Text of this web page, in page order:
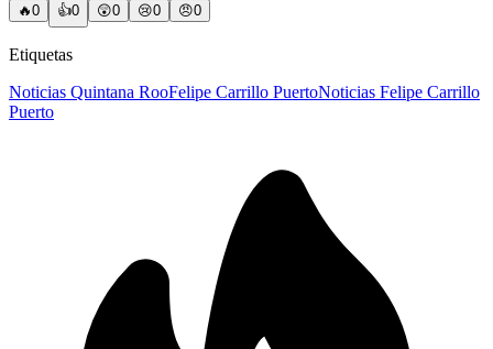
🔥0 👍0 😲0 😢0 😠0
Etiquetas
Noticias Quintana RooFelipe Carrillo PuertoNoticias Felipe Carrillo
Puerto